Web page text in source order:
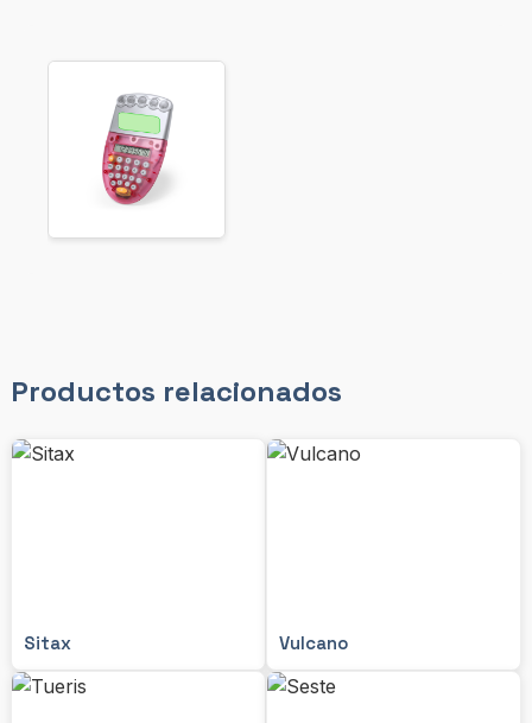
Productos relacionados
Sitax Vulcano